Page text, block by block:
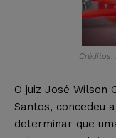
Créditos:
O juiz José Wilson
Santos, concedeu
determinar que